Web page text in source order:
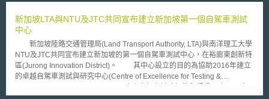
新加坡LTA與NTU及JTC共同宣布建立新加坡第一個自駕車測試
中心
新加坡陸路交通管理局(Land Transport Authority, LTA)與南洋理工大學
NTU及JTC共同宣布建立新加坡的第一個自駕車測試中心，在裕廊東創新特
區(Jurong Innovation District)。 其中心設立的目的為協助2016年建立
的卓越自駕車測試與研究中心(Centre of Excellence for Testing &